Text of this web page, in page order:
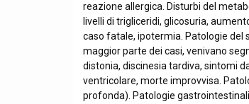
reazione allergica. Disturbi del
livelli di trigliceridi, glicosuria,
caso fatale, ipotermia. Patologie del
maggior parte dei casi, venivano
distonia, discinesia tardiva, sintomi
ventricolare, morte improvvisa.
profonda). Patologie